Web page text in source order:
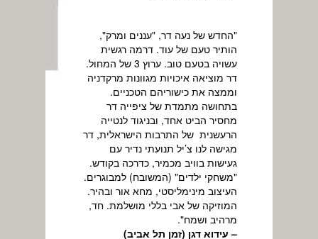
"החדש של נעה דר, "עננים ומרק",
הותיר טעם של עוד. דרמה רגשית
עשויה בטעם טוב. ערוץ 3 של המחול.
דר מוציאה איכויות מגוונות מרקדניה
וממצה את כישוריהם הטכניים.
בתחושה מתמדת של ציפייה דר
מחסיר הביט אחד, ובניגוד לנטייה
הרעשנית של התרבות הישראלית, דר
מגישה לנו צ’יל תנועתי נדיר עם
געישות בוויב מכמיר, כדרכה בקודש.
"משחקי ילדים" (המשובח) למבוגרים.
העיצוב מינימליסטי, מחא אור ובהיר.
המוזיקה של אבי בללי מושלמת. חד,
מרהיב ושמח".
– עידוא דגן (זמן תל אביב)